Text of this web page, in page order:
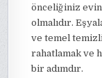
önceliğiniz
olmalıdır.
ve temel
rahatlamak ve
bir adımdır.